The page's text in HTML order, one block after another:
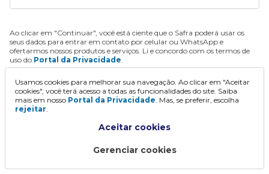
Ao clicar em "Continuar", você está ciente que o Safra poderá usar os
seus dados para entrar em contato por celular ou WhatsApp e
ofertarmos nossos produtos e serviços. Li e concordo com os termos de
uso do Portal da Privacidade.
Continuar
Usamos cookies para melhorar sua navegação. Ao clicar em "Aceitar
cookies", você terá acesso a todas as funcionalidades do site. Saiba
mais em nosso Portal da Privacidade. Mas, se preferir, escolha
rejeitar.
Aceitar cookies
Gerenciar cookies